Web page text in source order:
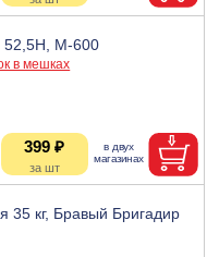
52,5Н, М-600
в мешках
399 ₽
35 кг, Бравый Бригадир